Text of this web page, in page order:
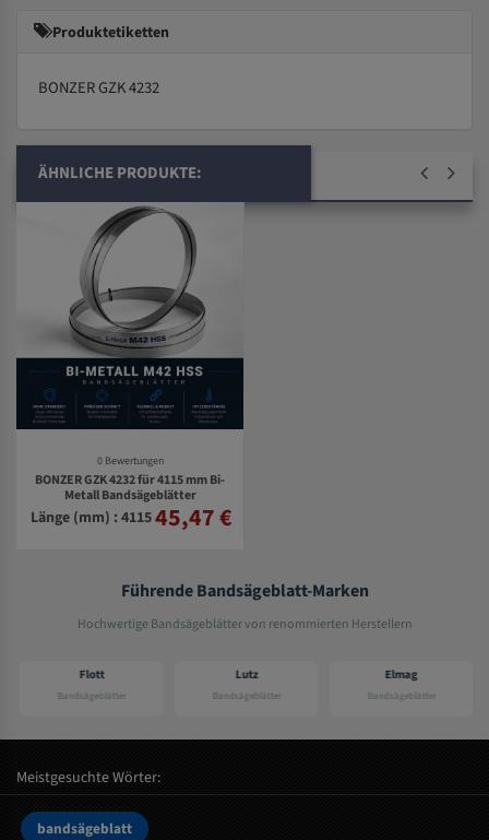
Produktetiketten
BONZER GZK 4232
ÄHNLICHE PRODUKTE:
0 Bewertungen
BONZER GZK 4232 für 4115 mm Bi-
Metall Bandsägeblätter
Länge (mm) : 411545,47 €
Führende Bandsägeblatt-Marken
Hochwertige Bandsägeblätter von renommierten Herstellern
Flott
Bandsägeblätter
Lutz
Bandsägeblätter
Elmag
Bandsägeblätter
Meistgesuchte Wörter:
bandsägeblatt